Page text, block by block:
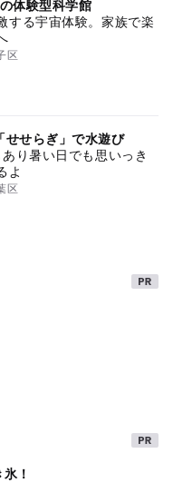
体験型科学館
する宇宙体験。家族で楽
区
せせらぎ」で水遊び
り暑い日でも思いっき
よ
区
！